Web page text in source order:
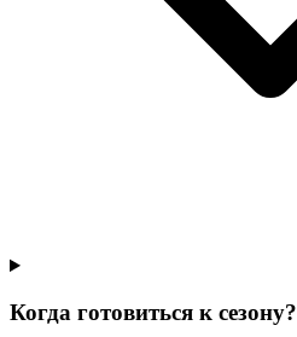
Когда готовиться к сезону?